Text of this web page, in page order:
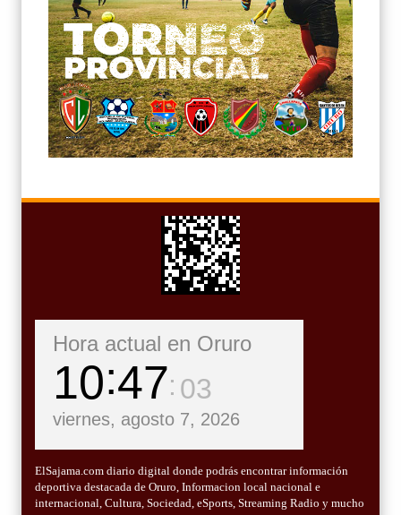
Hora actual en Oruro
10 47 04
viernes, agosto 7, 2026
ElSajama.com diario digital donde podrás encontrar información
deportiva destacada de Oruro, Informacion local nacional e
internacional, Cultura, Sociedad, eSports, Streaming Radio y mucho